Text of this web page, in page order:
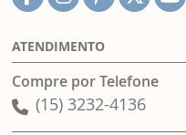
ATENDIMENTO
Compre por Telefone
(15) 3232-4136